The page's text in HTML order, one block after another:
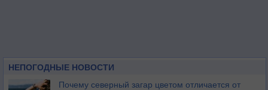
НЕПОГОДНЫЕ НОВОСТИ
Почему северный загар цветом отличается от